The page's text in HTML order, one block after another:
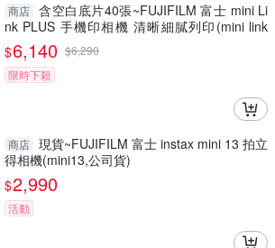
商店 含空白底片40張~FUJIFILM 富士 mini Li
nk PLUS 手機印相機 清晰細膩列印(mini link
+，公司貨)
$6,140 $6,290
限時下殺
商店 現貨~FUJIFILM 富士 instax mini 13 拍立
得相機(mini13,公司貨)
$2,990
活動